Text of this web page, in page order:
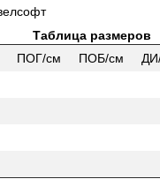
Таблица размеров
ПОГ/см ПОБ/см